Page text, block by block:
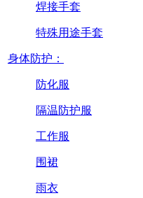
焊接手套
特殊用途手套
身体防护：
防化服
隔温防护服
工作服
围裙
雨衣